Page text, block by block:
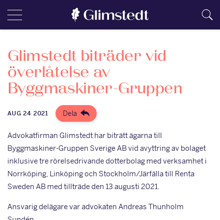
Glimstedt biträder vid
överlåtelse av
Byggmaskiner-Gruppen
AUG 24 2021 Dela
Advokatfirman Glimstedt har biträtt ägarna till
Byggmaskiner-Gruppen Sverige AB vid avyttring av bolaget
inklusive tre rörelsedrivande dotterbolag med verksamhet i
Norrköping, Linköping och Stockholm/Järfälla till Renta
Sweden AB med tillträde den 13 augusti 2021.
Ansvarig delägare var advokaten Andreas Thunholm